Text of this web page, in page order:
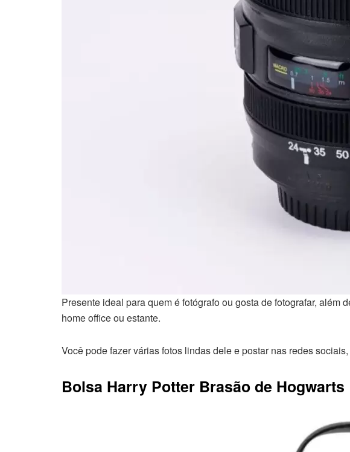
Presente ideal para quem é fotógrafo ou gosta de fotografar,
home office ou estante.
Você pode fazer várias fotos lindas dele e postar nas redes
Bolsa Harry Potter Brasão de Hogwarts